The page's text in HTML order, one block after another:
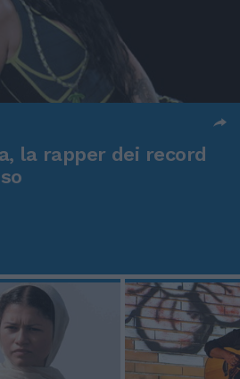
la rapper dei record